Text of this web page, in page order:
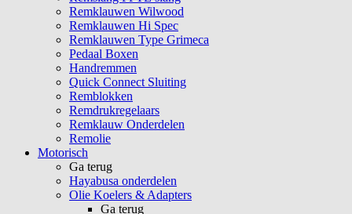
Remklauwen Wilwood
Remklauwen Hi Spec
Remklauwen Type Grimeca
Pedaal Boxen
Handremmen
Quick Connect Sluiting
Remblokken
Remdrukregelaars
Remklauw Onderdelen
Remolie
Motorisch
Ga terug
Hayabusa onderdelen
Olie Koelers & Adapters
Ga terug